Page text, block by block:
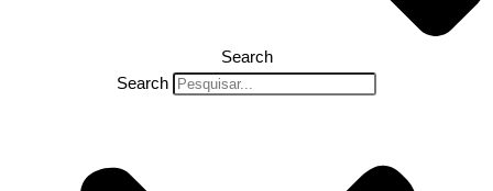
Search
Search